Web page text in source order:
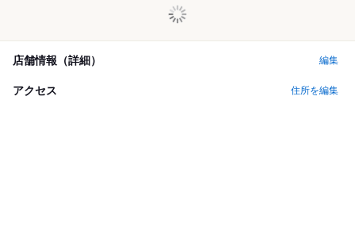
店舗情報（詳細） 編集
アクセス 住所を編集